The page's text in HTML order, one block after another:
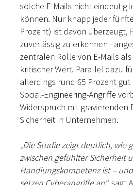
solche E-Mails nicht eindeutig
können. Nur knapp jeder
Prozent) ist davon überzeugt,
zuverlässig zu erkennen
zentralen Rolle von E-Mails
kritischer Wert. Parallel dazu
allerdings rund 65 Prozent
Social-Engineering-Angriffe
Widerspruch mit gravierenden
Sicherheit in Unternehmen.
„Die Studie zeigt deutlich, wie
zwischen gefühlter Sicherheit
Handlungskompetenz ist –